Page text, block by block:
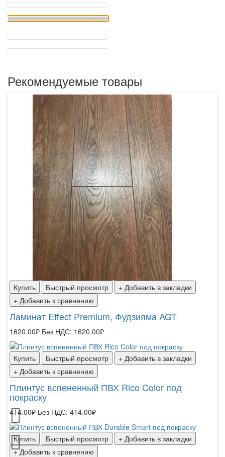
Рекомендуемые товары
Купить Быстрый просмотр
+ Добавить в закладки
+ Добавить к сравнению
Ламинат Effect Premium, Фудзияма AGT
1620.00₽ Без НДС: 1620.00₽
Купить Быстрый просмотр
+ Добавить в закладки
+ Добавить к сравнению
Плинтус вспененный ПВХ Rico Color под
покраску
414.00₽ Без НДС: 414.00₽
Купить Быстрый просмотр
+ Добавить в закладки
+ Добавить к сравнению